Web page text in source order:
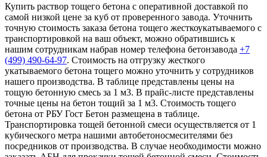
Купить раствор тощего бетона с оперативной доставкой по
самой низкой цене за куб от проверенного завода. Уточнить
точную стоимость заказа бетона тощего жесткоукатываемого с
транспортировкой на ваш объект, можно обратившись к
нашим сотрудникам набрав номер телефона бетонзавода +7
(499) 490-64-97. Стоимость на отгрузку жесткого
укатываемого бетона тощего можно уточнить у сотрудников
нашего производства. В таблице представлены цены на
тощую бетонную смесь за 1 м3. В прайс-листе представлены
точные цены на бетон тощий за 1 м3. Стоимость тощего
бетона от РБУ Гост Бетон размещена в таблице.
Транспортировка тощей бетонной смеси осуществляется от 1
кубического метра нашими автобетоносмесителями без
посредников от производства. В случае необходимости можно